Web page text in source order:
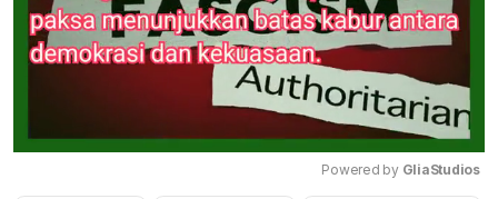
Powered by GliaStudios